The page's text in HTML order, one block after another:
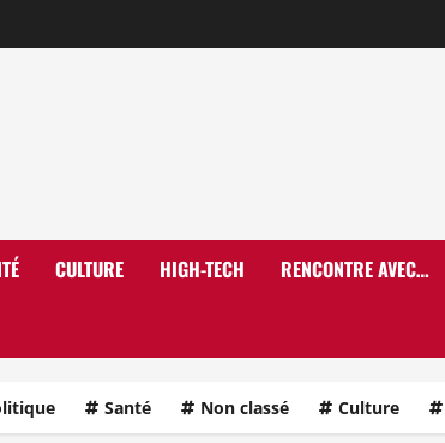
CULTURE HIGH-TECH RENCONTRE AVEC…
Santé Non classé Culture